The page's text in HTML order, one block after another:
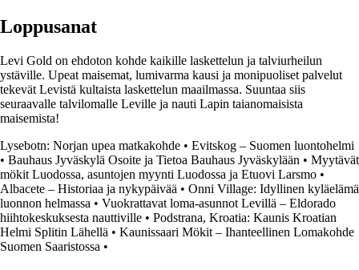
Loppusanat
Levi Gold on ehdoton kohde kaikille laskettelun ja talviurheilun
ystäville. Upeat maisemat, lumivarma kausi ja monipuoliset palvelut
tekevät Levistä kultaista laskettelun maailmassa. Suuntaa siis
seuraavalle talvilomalle Leville ja nauti Lapin taianomaisista
maisemista!
Lysebotn: Norjan upea matkakohde • Evitskog – Suomen luontohelmi
• Bauhaus Jyväskylä Osoite ja Tietoa Bauhaus Jyväskylään • Myytävät
mökit Luodossa, asuntojen myynti Luodossa ja Etuovi Larsmo •
Albacete – Historiaa ja nykypäivää • Onni Village: Idyllinen kyläelämä
luonnon helmassa • Vuokrattavat loma-asunnot Levillä – Eldorado
hiihtokeskuksesta nauttiville • Podstrana, Kroatia: Kaunis Kroatian
Helmi Splitin Lähellä • Kaunissaari Mökit – Ihanteellinen Lomakohde
Suomen Saaristossa •